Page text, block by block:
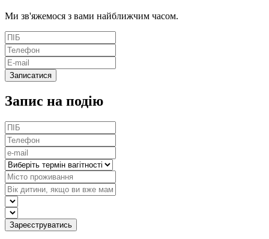
Ми зв'яжемося з вами найближчим часом.
Запис на подію